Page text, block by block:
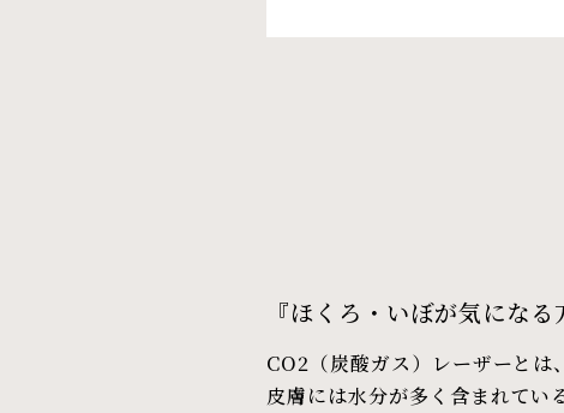
『ほくろ・いぼが気になる
CO2（炭酸ガス）レーザーとは
皮膚には水分が多く含まれてい